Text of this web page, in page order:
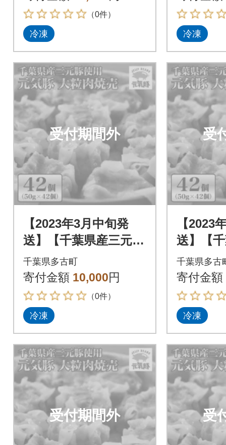
×42個)
（0件）
冷凍
×42個)
冷凍
受付期間外
【2023年3月中旬発
送】【千葉県産三元
豚】元気豚 大粒肉焼
売セット 2.1kg(50g
×42個)
千葉県多古町
寄付金額 10,000円
（0件）
冷凍
受
【2023
送】【
豚】元
売セッ
×42個)
千葉県多古
寄付金額
冷凍
受付期間外 受